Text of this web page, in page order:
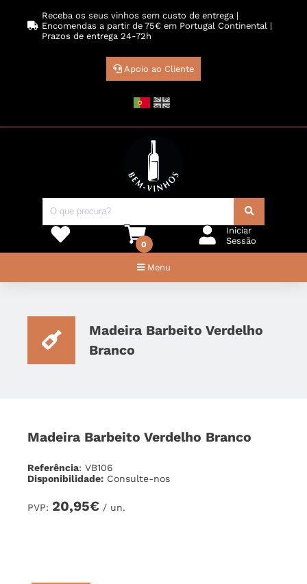
Receba os seus vinhos sem custo de entrega |
Encomendas a partir de 75€ em Portugal Continental |
Prazos de entrega 24-72h
Apoio ao Cliente
0
Iniciar
Sessão
Menu
Madeira Barbeito Verdelho
Branco
Madeira Barbeito Verdelho Branco
Referência: VB106
Disponibilidade: Consulte-nos
PVP: 20,95€ / un.